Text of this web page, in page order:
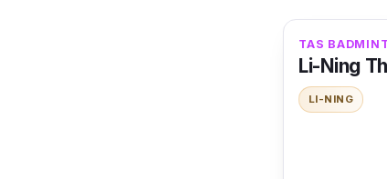
TAS
Li-Ning
LI-NING